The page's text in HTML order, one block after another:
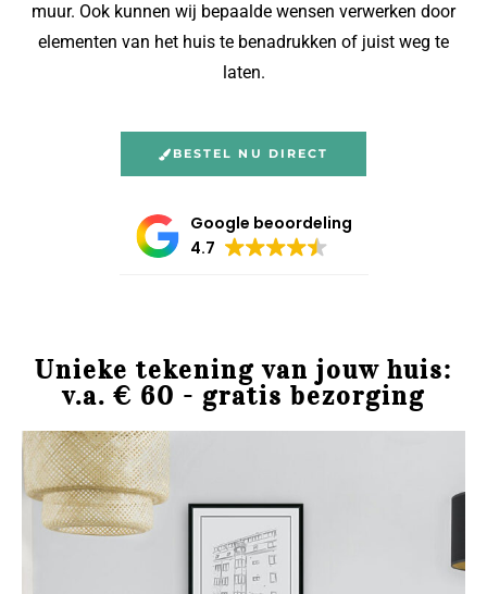
muur. Ook kunnen wij bepaalde wensen verwerken door
elementen van het huis te benadrukken of juist weg te
laten.
BESTEL NU DIRECT
Google beoordeling
4.7
Unieke tekening van jouw huis:
v.a. € 60 - gratis bezorging